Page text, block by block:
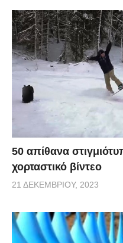
50 απίθανα
χορταστικό βίντεο
21 ΔΕΚΕΜΒΡΊΟΥ, 2023